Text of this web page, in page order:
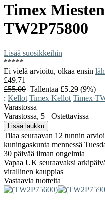
Timex
TW2P75800
Lisää suosikkeihin
*****
Ei vielä arvioitu, olkaa ensin
£49.71
£55.00 Tallentaa £5.29 (9%)
: Kellot Timex Kellot Timex
Varastossa
Varastossa, 5+ Ostettavissa
Tilaa seuraavan 12 tunnin
kuningaskunta mennessä
30 päivää ilman ongelmia
Vapaa UK seuraavaksi
virallinen kauppias
Vastaavia tuotteita